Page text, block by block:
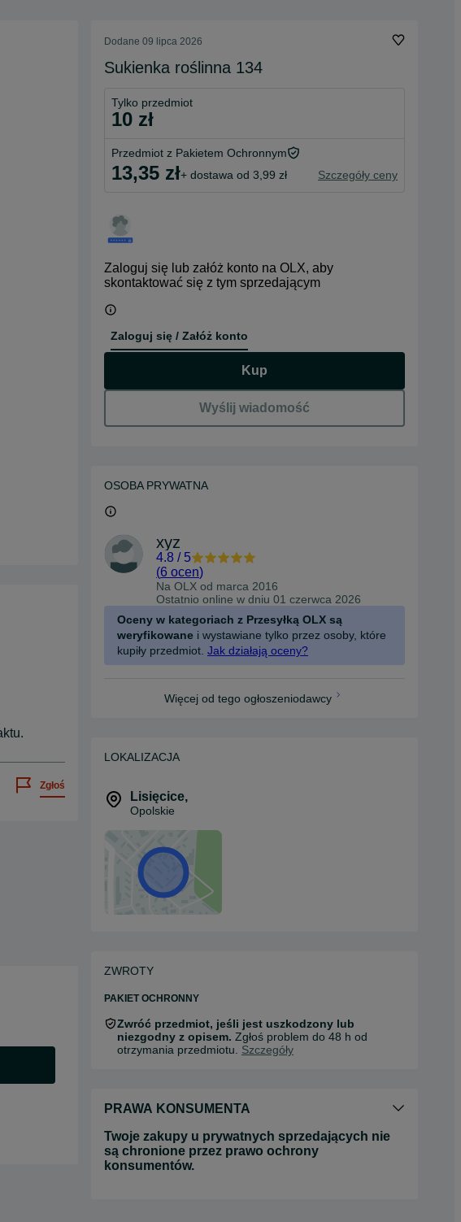
Zgłoś
Dodane 09 lipca 2026
Sukienka roślinna 134
Tylko przedmiot
10 zł
Przedmiot z Pakietem Ochronnym
13,35 zł+ dostawa od 3,99 zł Szczegóły ceny
Zaloguj się lub załóż konto na OLX, aby
skontaktować się z tym sprzedającym
Zaloguj się / Załóż konto
Kup
Wyślij wiadomość
OSOBA PRYWATNA
xyz
4.8 / 5
(6 ocen)
Na OLX od marca 2016
Ostatnio online w dniu 01 czerwca 2026
Oceny w kategoriach z Przesyłką OLX są
weryfikowane i wystawiane tylko przez osoby, które
kupiły przedmiot. Jak działają oceny?
Więcej od tego ogłoszeniodawcy
LOKALIZACJA
Lisięcice,
Opolskie
ZWROTY
PAKIET OCHRONNY
Zwróć przedmiot, jeśli jest uszkodzony lub
niezgodny z opisem. Zgłoś problem do 48 h od
otrzymania przedmiotu. Szczegóły
PRAWA KONSUMENTA
Twoje zakupy u prywatnych sprzedających nie
są chronione przez prawo ochrony
konsumentów.